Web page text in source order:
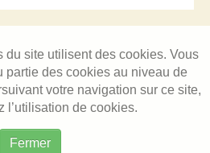
du site utilisent des cookies. Vous
partie des cookies au niveau de
votre navigation sur ce site,
l’utilisation de cookies.
Fermer